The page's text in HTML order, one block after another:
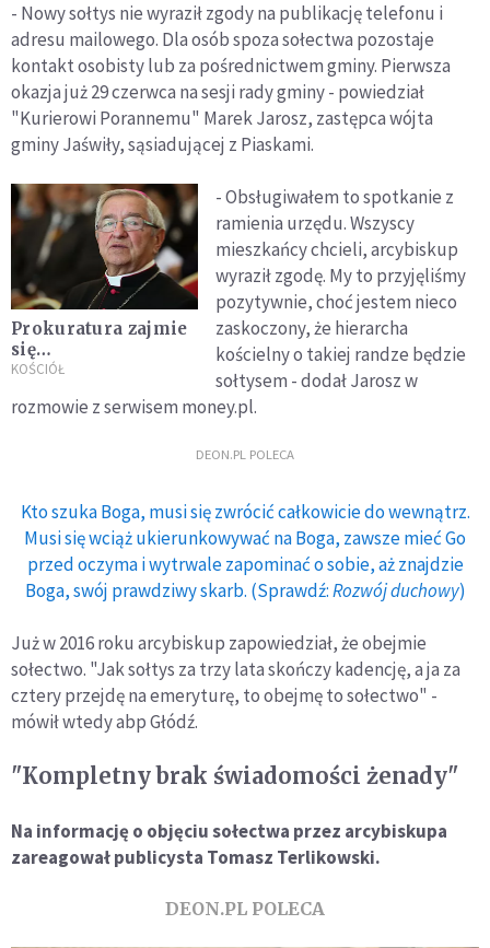
- Nowy sołtys nie wyraził zgody na publikację telefonu i
adresu mailowego. Dla osób spoza sołectwa pozostaje
kontakt osobisty lub za pośrednictwem gminy. Pierwsza
okazja już 29 czerwca na sesji rady gminy - powiedział
"Kurierowi Porannemu" Marek Jarosz, zastępca wójta
gminy Jaświły, sąsiadującej z Piaskami.
Prokuratura zajmie
się
zawiadomieniami
KOŚCIÓŁ
- Obsługiwałem to spotkanie z
ramienia urzędu. Wszyscy
mieszkańcy chcieli, arcybiskup
wyraził zgodę. My to przyjęliśmy
pozytywnie, choć jestem nieco
zaskoczony, że hierarcha
kościelny o takiej randze będzie
sołtysem - dodał Jarosz w
rozmowie z serwisem money.pl.
DEON.PL POLECA
Kto szuka Boga, musi się zwrócić całkowicie do wewnątrz.
Musi się wciąż ukierunkowywać na Boga, zawsze mieć Go
przed oczyma i wytrwale zapominać o sobie, aż znajdzie
Boga, swój prawdziwy skarb. (Sprawdź:Rozwój duchowy)
Już w 2016 roku arcybiskup zapowiedział, że obejmie
sołectwo. "Jak sołtys za trzy lata skończy kadencję, a ja za
cztery przejdę na emeryturę, to obejmę to sołectwo" -
mówił wtedy abp Głódź.
"Kompletny brak świadomości żenady"
Na informację o objęciu sołectwa przez arcybiskupa
zareagował publicysta Tomasz Terlikowski.
DEON.PL POLECA